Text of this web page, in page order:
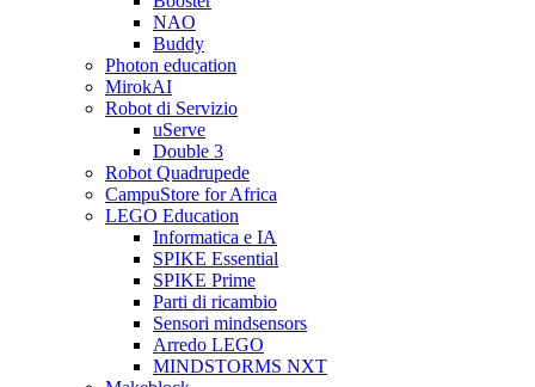
NAO
Buddy
Photon education
MirokAI
Robot di Servizio
uServe
Double 3
Robot Quadrupede
CampuStore for Africa
LEGO Education
Informatica e IA
SPIKE Essential
SPIKE Prime
Parti di ricambio
Sensori mindsensors
Arredo LEGO
MINDSTORMS NXT